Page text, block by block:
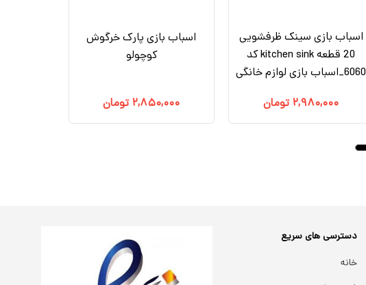
اسباب بازی پارک خرگوش
کوچولو
۲,۸۵۰,۰۰۰ تومان
اسباب بازی سینک ظرفشویی
20 قطعه kitchen sink کد
6060_اسباب بازی لوازم خانگی
۲,۹۸۰,۰۰۰ تومان
دسترسی های سریع
خانه